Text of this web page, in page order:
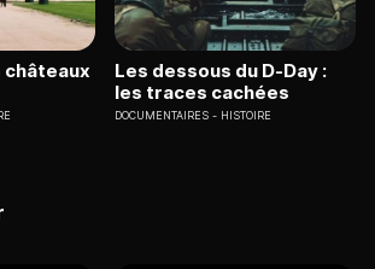
Les dessous du D-Day :
les traces cachées
DOCUMENTAIRES HISTOIRE